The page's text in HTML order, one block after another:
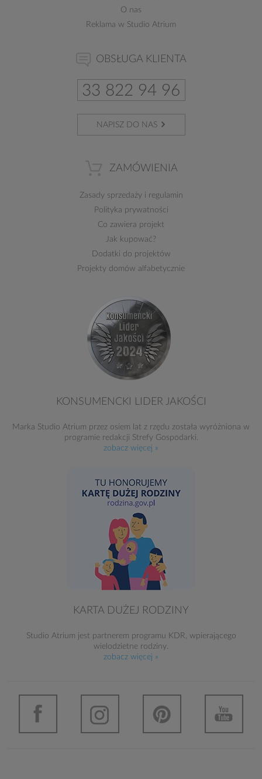
O nas
Reklama w Studio Atrium
OBSŁUGA KLIENTA
33 822 94 96
NAPISZ DO NAS
ZAMÓWIENIA
Zasady sprzedażyi regulamin
Polityka prywatności
Co zawiera projekt
Jak kupować?
Dodatki do projektów
Projekty domów alfabetycznie
KONSUMENCKI LIDER JAKOŚCI
Marka Studio Atrium przez osiem lat z rzędu została wyróżniona w
programie redakcji Strefy Gospodarki.
zobacz więcej »
KARTA DUŻEJ RODZINY
Studio Atrium jest partnerem programu KDR, wpierającego
wielodzietne rodziny.
zobacz więcej »